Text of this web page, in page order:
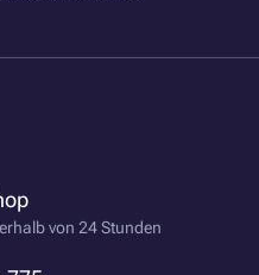
von 24 Stunden